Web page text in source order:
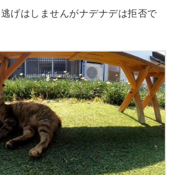
げはしませんがナデナデは拒否で